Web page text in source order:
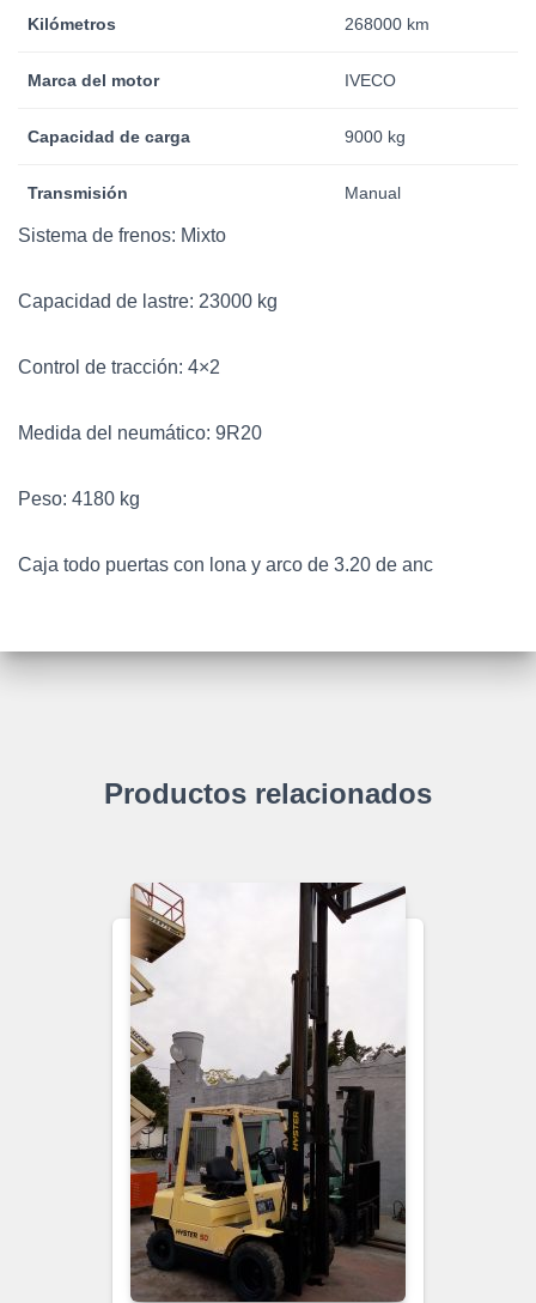
Kilómetros 268000 km
Marca del motor IVECO
Capacidad de carga 9000 kg
Transmisión Manual
Sistema de frenos: Mixto
Capacidad de lastre: 23000 kg
Control de tracción: 4×2
Medida del neumático: 9R20
Peso: 4180 kg
Caja todo puertas con lona y arco de 3.20 de anc
Productos relacionados